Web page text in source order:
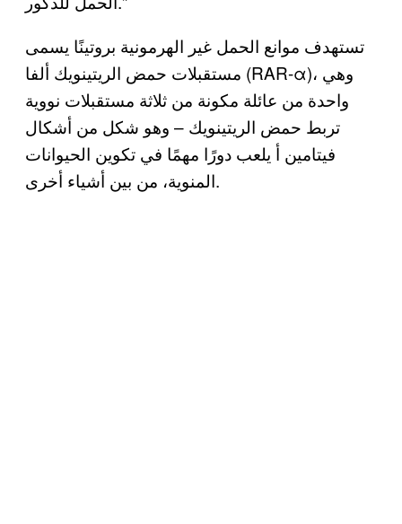
تستهدف موانع الحمل غير الهرمونية بروتينًا يسمى
مستقبلات حمض الريتينويك ألفا (RAR-α)، وهي
واحدة من عائلة مكونة من ثلاثة مستقبلات نووية
تربط حمض الريتينويك – وهو شكل من أشكال
فيتامين أ يلعب دورًا مهمًا في تكوين الحيوانات
المنوية، من بين أشياء أخرى.